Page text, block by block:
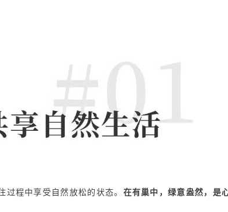
程中享受自然放松的状态。 在有巢中，绿意盎然，是